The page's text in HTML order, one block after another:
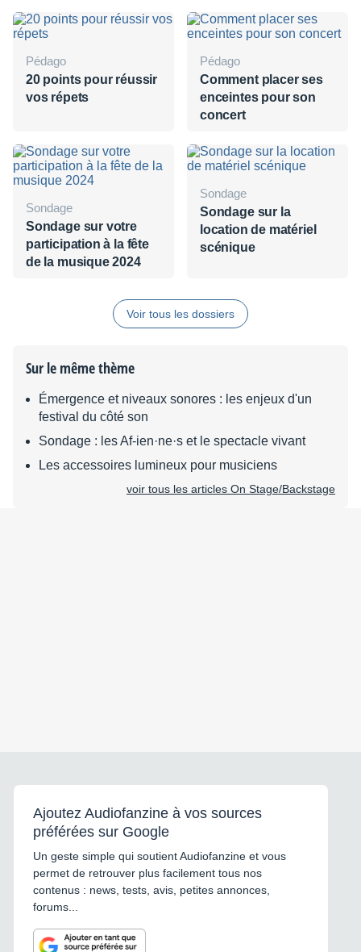
Pédago
20 points pour réussir
vos répets
Pédago
Comment placer ses
enceintes pour son
concert
Sondage
Sondage sur votre
participation à la fête
de la musique 2024
Sondage
Sondage sur la
location de matériel
scénique
Voir tous les dossiers
Sur le même thème
Émergence et niveaux sonores : les enjeux d'un
festival du côté son
Sondage : les Af-ien·ne·s et le spectacle vivant
Les accessoires lumineux pour musiciens
voir tous les articles On Stage/Backstage
Ajoutez Audiofanzine à vos sources
préférées sur Google
Un geste simple qui soutient Audiofanzine et vous
permet de retrouver plus facilement tous nos
contenus : news, tests, avis, petites annonces,
forums...